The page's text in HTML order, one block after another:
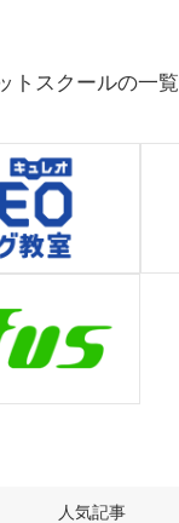
スクールの一覧
人気記事